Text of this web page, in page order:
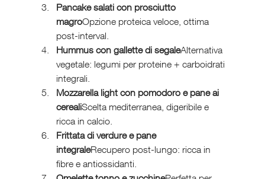
Pancake salati con prosciutto
magroOpzione proteica veloce, ottima
post-interval.
Hummus con gallette di segaleAlternativa
vegetale: legumi per proteine + carboidrati
integrali.
Mozzarella light con pomodoro e pane ai
cerealiScelta mediterranea, digeribile e
ricca in calcio.
Frittata di verdure e pane
integraleRecupero post-lungo: ricca in
fibre e antiossidanti.